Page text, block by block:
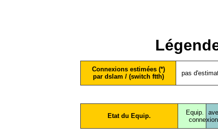
Connexions estimées (*)
par dslam / (switch ftth)
pas
Etat du Equip.
Equip.
conne